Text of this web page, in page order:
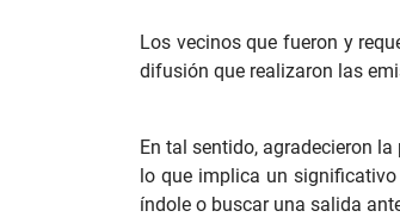
Los vecinos que fueron y
difusión que realizaron las
En tal sentido, agradecieron
lo que implica un
índole o buscar una salida